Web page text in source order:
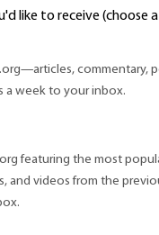
like to receive (choose
commentary,
week to your inbox.
featuring the most
and videos from the